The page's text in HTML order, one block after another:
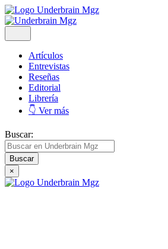
Artículos
Entrevistas
Reseñas
Editorial
Librería
👇 Ver más
Buscar:
×